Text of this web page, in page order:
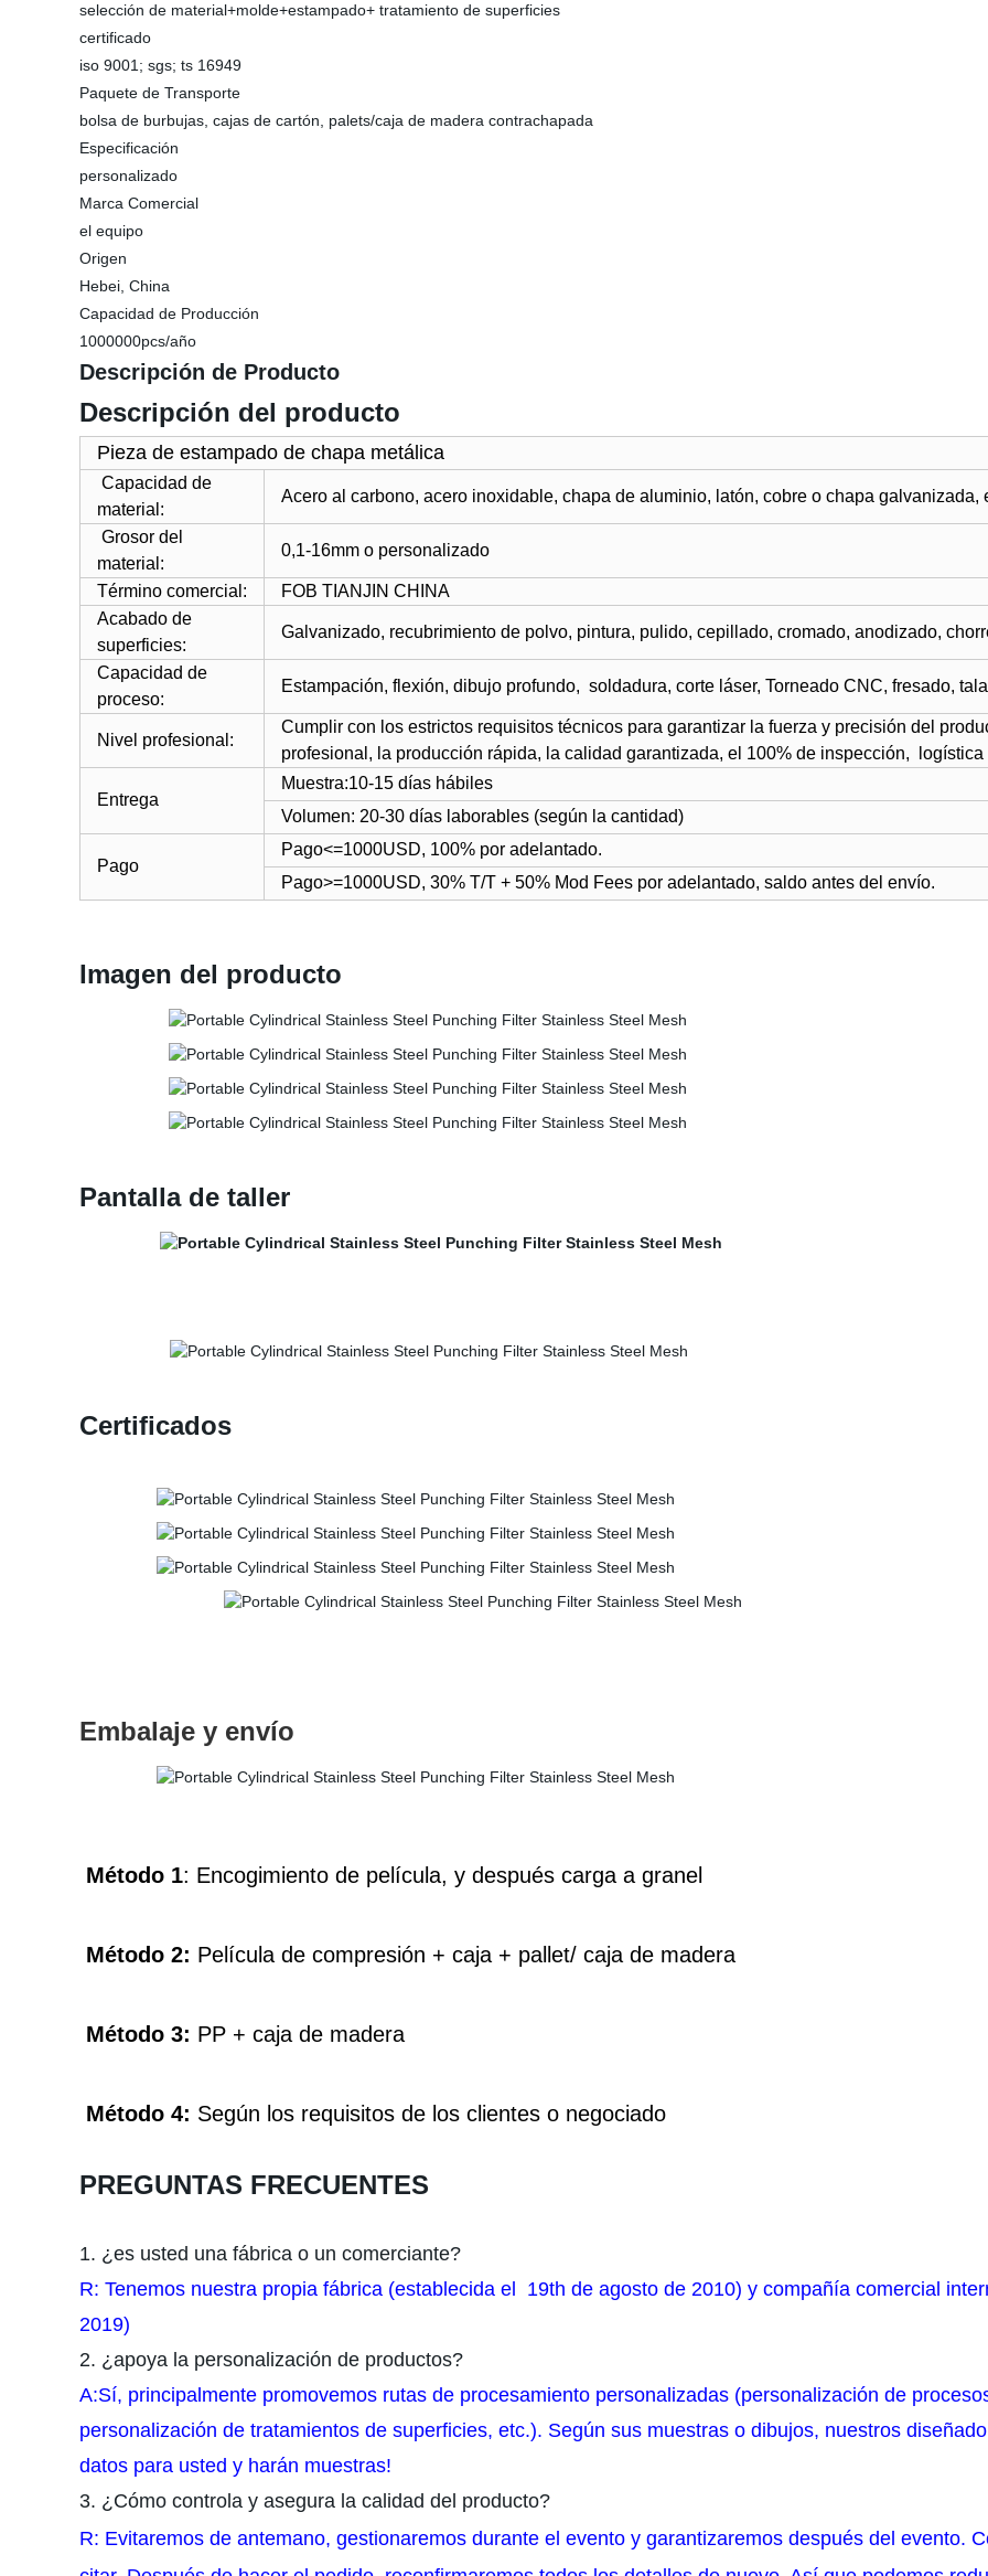
selección de material+molde+estampado+ tratamiento de superficies
certificado
iso 9001; sgs; ts 16949
Paquete de Transporte
bolsa de burbujas, cajas de cartón, palets/caja de madera contrachapada
Especificación
personalizado
Marca Comercial
el equipo
Origen
Hebei, China
Capacidad de Producción
1000000pcs/año
Descripción de Producto
Descripción del producto
Pieza de estampado de chapa metálica
Capacidad de
material:
Acero al carbono, acero inoxidable, chapa de aluminio, latón, cobre o chapa galvanizada,
Grosor del
material:
0,1-16mm o personalizado
Término comercial:
FOB TIANJIN CHINA
Acabado de
superficies:
Galvanizado, recubrimiento de polvo, pintura, pulido, cepillado, cromado, anodizado,
Capacidad de
proceso:
Estampación, flexión, dibujo profundo, soldadura, corte láser, Torneado CNC, fresado,
Nivel profesional:
Cumplir con los estrictos requisitos técnicos para garantizar la fuerza y precisión del
profesional, la producción rápida, la calidad garantizada, el 100% de inspección,
Entrega
Muestra:10-15 días hábiles
Volumen: 20-30 días laborables (según la cantidad)
Pago
Pago<=1000USD, 100% por adelantado.
Pago>=1000USD, 30% T/T + 50% Mod Fees por adelantado, saldo antes del envío.
Imagen del producto
Pantalla de taller
Certificados
Embalaje y envío
Método 1: Encogimiento de película, y después carga a granel
Método 2: Película de compresión + caja + pallet/ caja de madera
Método 3: PP + caja de madera
Método 4: Según los requisitos de los clientes o negociado
PREGUNTAS FRECUENTES
1. ¿es usted una fábrica o un comerciante?
R: Tenemos nuestra propia fábrica (establecida el
19th de agosto de 2010) y compañía comercial
2019)
2. ¿apoya la personalización de productos?
A:Sí, principalmente promovemos rutas de procesamiento personalizadas (personalización de
personalización de tratamientos de superficies, etc.). Según sus muestras o dibujos, nuestros
datos para usted y harán muestras!
3. ¿Cómo controla y asegura la calidad del producto?
R: Evitaremos de antemano, gestionaremos durante el evento y garantizaremos después del evento.